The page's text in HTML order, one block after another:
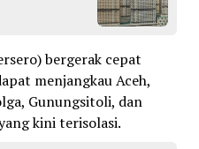
bergerak cepat
menjangkau Aceh,
Gunungsitoli, dan
kini terisolasi.